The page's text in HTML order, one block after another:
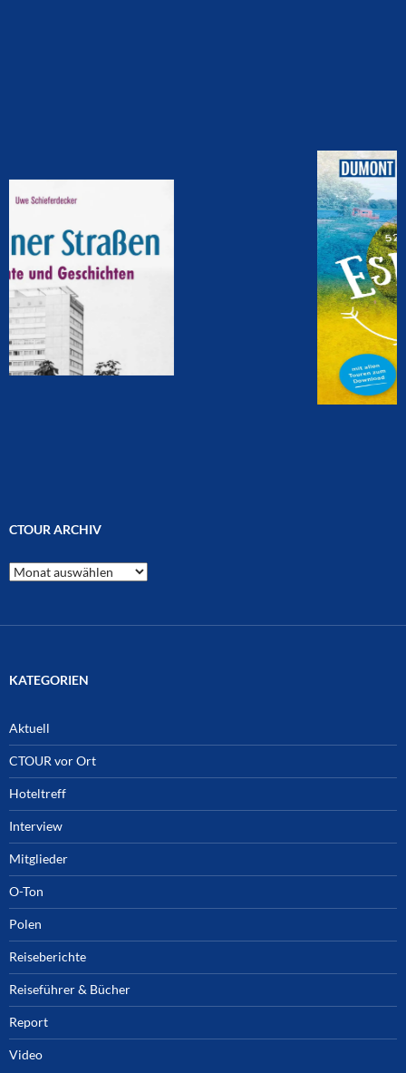
CTOUR ARCHIV
CTOUR
Archiv
KATEGORIEN
Aktuell
CTOUR vor Ort
Hoteltreff
Interview
Mitglieder
O-Ton
Polen
Reiseberichte
Reiseführer & Bücher
Report
Video